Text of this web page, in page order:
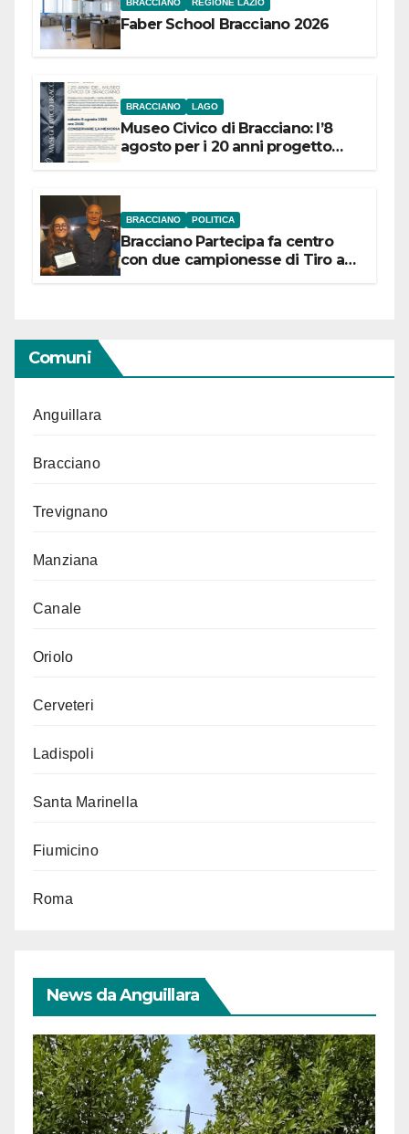
Faber School Bracciano 2026
BRACCIANO LAGO
Museo Civico di Bracciano: l’8
agosto per i 20 anni progetto
BRACCIANO POLITICA
Bracciano Partecipa fa centro
con due campionesse di Tiro a
Comuni
Anguillara
Bracciano
Trevignano
Manziana
Canale
Oriolo
Cerveteri
Ladispoli
Santa Marinella
Fiumicino
Roma
News da Anguillara